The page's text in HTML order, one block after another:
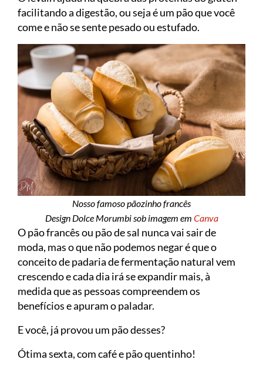
facilitando a digestão, ou seja é um pão que você
come e não se sente pesado ou estufado.
Nosso famoso pãozinho francês
Design Dolce Morumbi sob imagem em Canva
O pão francês ou pão de sal nunca vai sair de
moda, mas o que não podemos negar é que o
conceito de padaria de fermentação natural vem
crescendo e cada dia irá se expandir mais, à
medida que as pessoas compreendem os
benefícios e apuram o paladar.
E você, já provou um pão desses?
Ótima sexta, com café e pão quentinho!